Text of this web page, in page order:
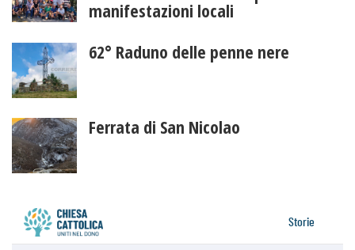
manifestazioni locali
62° Raduno delle penne nere
Ferrata di San Nicolao